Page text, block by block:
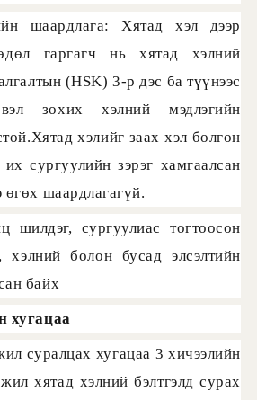
шаардлага: Хятад хэл дээр
гаргагч нь хятад хэлний
(HSK) 3-р дэс ба түүнээс
зохих хэлний мэдлэгийн
хэлийг заах хэл болгон
сургуулийн зэрэг хамгаалсан
өгөх шаардлагагүй.
шилдэг, сургуулиас тогтоосон
хэлний болон бусад элсэлтийн
байх
хугацаа
суралцах хугацаа 3 хичээлийн
хятад хэлний бэлтгэлд сурах